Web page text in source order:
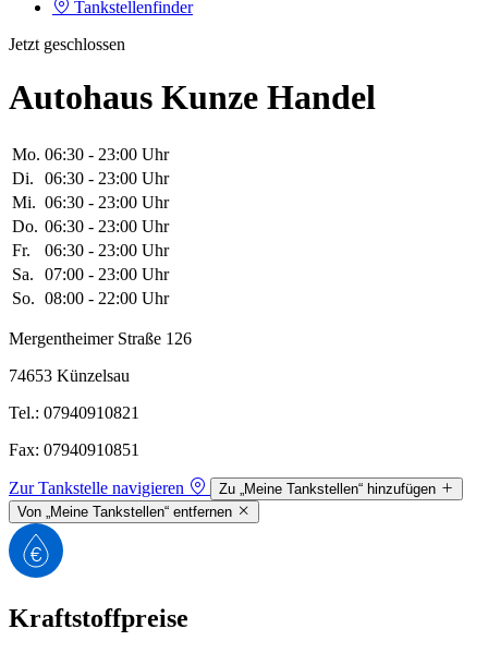
Tankstellenfinder
Jetzt geschlossen
Autohaus Kunze Handel
Mo. 06:30 - 23:00 Uhr
Di.
06:30 - 23:00 Uhr
Mi. 06:30 - 23:00 Uhr
Do. 06:30 - 23:00 Uhr
Fr.
06:30 - 23:00 Uhr
Sa.
07:00 - 23:00 Uhr
So. 08:00 - 22:00 Uhr
Mergentheimer Straße 126
74653 Künzelsau
Tel.: 07940910821
Fax: 07940910851
Zur Tankstelle navigieren
Zu „Meine Tankstellen“ hinzufügen
Von „Meine Tankstellen“ entfernen
Kraftstoffpreise